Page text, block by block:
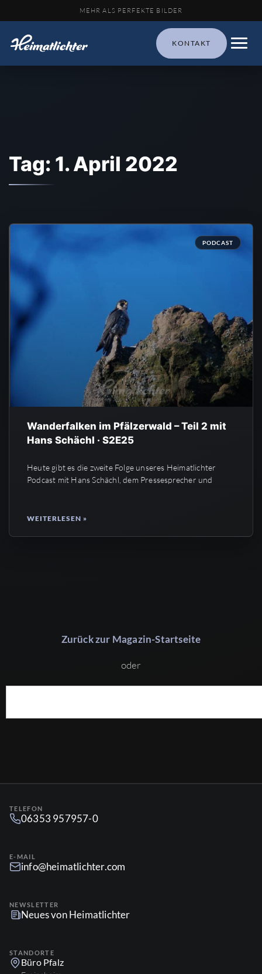
MEHR ALS PERFEKTE BILDER
KONTAKT
Tag: 1. April 2022
PODCAST
Wanderfalken im Pfälzerwald – Teil 2 mit
Hans Schächl · S2E25
Heute gibt es die zweite Folge unseres Heimatlichter
Podcast mit Hans Schächl, dem Pressesprecher und
WEITERLESEN »
Zurück zur Magazin-Startseite
oder
TELEFON
06353 957957-0
E-MAIL
info@heimatlichter.com
NEWSLETTER
Neues von Heimatlichter
STANDORTE
Büro Pfalz